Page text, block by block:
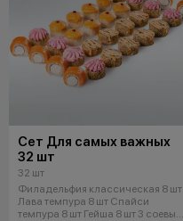
Сет Для самых важных
32 шт
32 шт
Филадельфия классическая 8 шт
Лава темпура 8 шт Спайси
темпура 8 шт Гейша 8 шт 3 соевых